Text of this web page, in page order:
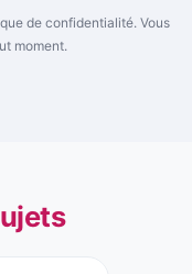
de confidentialité. Vous
moment.